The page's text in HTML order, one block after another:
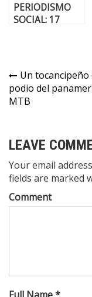
PERIODISMO
SOCIAL: 17
Centro. En Zipa,
la mayor cifra.
Un tocancipeño
podio del
MTB
LEAVE
Your email
fields are marked
Comment